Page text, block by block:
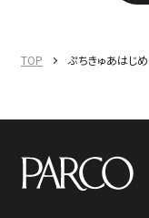
TOP ぷちきゅあはじ